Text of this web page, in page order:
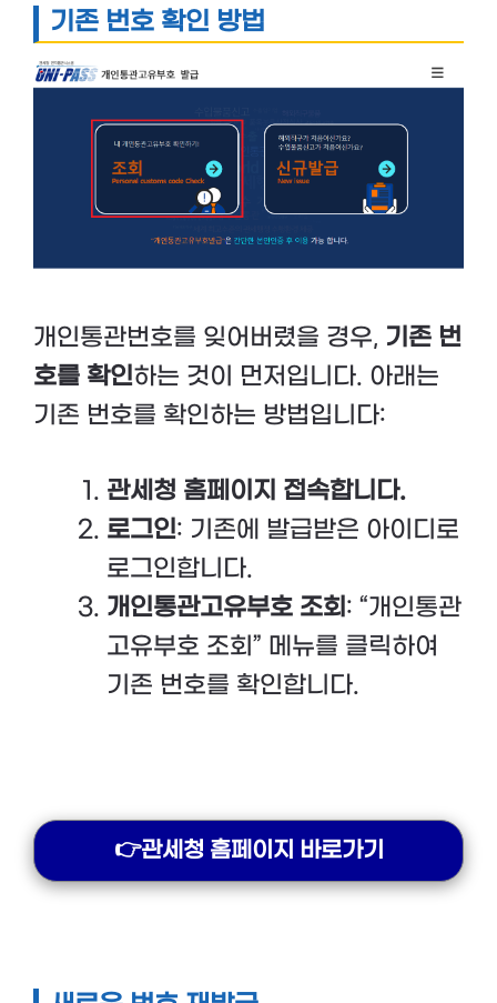
기존 번호 확인 방법
개인통관번호를 잊어버렸을 경우, 기존 번
호를 확인하는 것이 먼저입니다. 아래는
기존 번호를 확인하는 방법입니다:
관세청 홈페이지 접속합니다.
로그인: 기존에 발급받은 아이디로
로그인합니다.
개인통관고유부호 조회 : “개인통관
고유부호 조회” 메뉴를 클릭하여
기존 번호를 확인합니다.
👉관세청 홈페이지 바로가기